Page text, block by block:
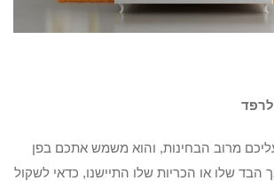
מרוב הבחינות, והוא משמש אתכם בפן
הבד שלו או הכריות שלו התיישנו, כדאי לשקול